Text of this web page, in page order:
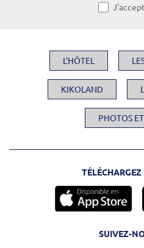
L’HÔTEL
KIKOLAND
PHOTOS
SUIVEZ-